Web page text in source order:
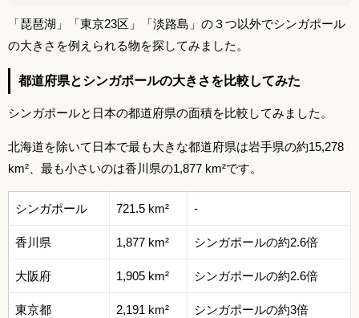
「琵琶湖」「東京23区」「淡路島」の３つ以外でシンガポール
の大きさを例えられる物を探してみました。
都道府県とシンガポールの大きさを比較してみた
シンガポールと日本の都道府県の面積を比較してみました。
北海道を除いて日本で最も大きな都道府県は岩手県の約15,278
km²、最も小さいのは香川県の1,877 km²です。
シンガポール 721.5 km² -
香川県 1,877 km² シンガポールの約2.6倍
大阪府 1,905 km² シンガポールの約2.6倍
東京都 2,191 km² シンガポールの約3倍